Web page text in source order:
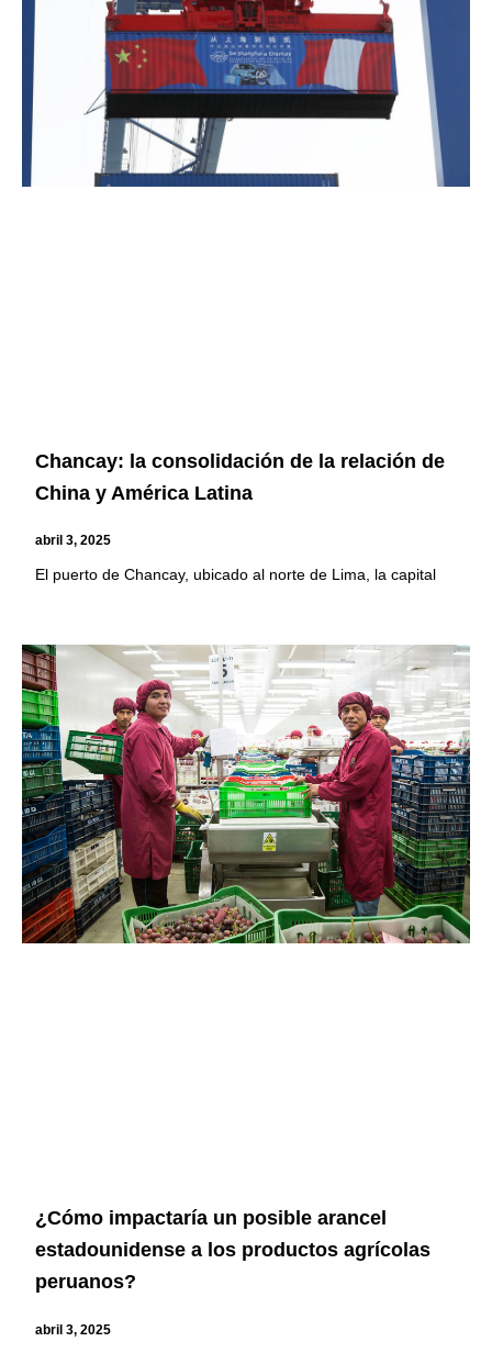
Chancay: la consolidación de la relación de
China y América Latina
abril 3, 2025
El puerto de Chancay, ubicado al norte de Lima, la capital
¿Cómo impactaría un posible arancel
estadounidense a los productos agrícolas
peruanos?
abril 3, 2025